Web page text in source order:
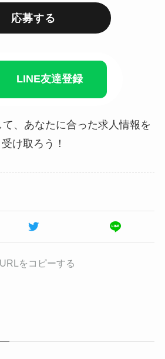
応募する
LINE友達登録
、あなたに合った求人情報を
受け取ろう！
URLをコピーする